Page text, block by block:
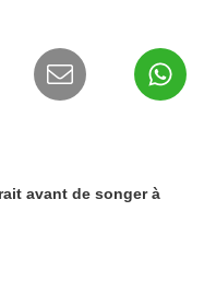
avant de songer à